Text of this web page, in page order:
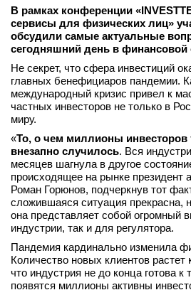
Мероприятия
Новости
Интервью
вконтакте
телеграм
Стать автором
Вход
В рамках конференции
сервисы для физических лиц»
обсудили самые актуальные
сегодняшний день в финансовой
Не секрет, что сфера инвестиций
главных бенефициаров пандемии.
международный кризис привел к
частных инвесторов не только в
миру.
«То, о чем миллионы инвесторов
внезапно случилось. Вся
месяцев шагнула в другое
происходящее на рынке
Роман Горюнов, подчеркнув тот
сложившаяся ситуация прекрасна,
она представляет собой огромный
индустрии, так и для регулятора.
Пандемия кардинально изменила
Количество новых клиентов
что индустрия не до конца готова к
появятся миллионы активны